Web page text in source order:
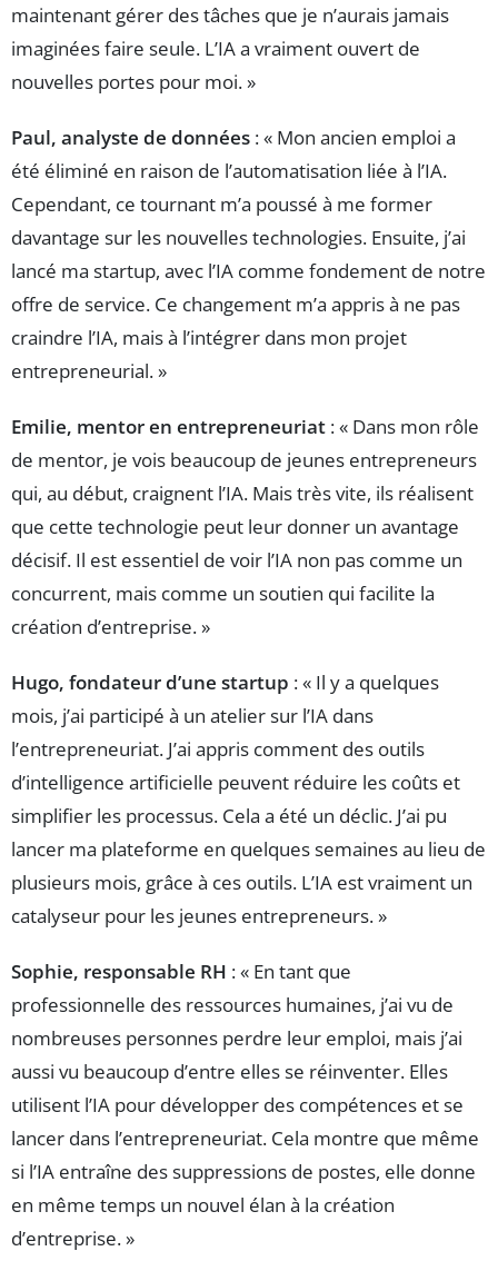
maintenant gérer des tâches que je n’aurais jamais
imaginées faire seule. L’IA a vraiment ouvert de
nouvelles portes pour moi. »
Paul, analyste de données : « Mon ancien emploi a
été éliminé en raison de l’automatisation liée à l’IA.
Cependant, ce tournant m’a poussé à me former
davantage sur les nouvelles technologies. Ensuite, j’ai
lancé ma startup, avec l’IA comme fondement de notre
offre de service. Ce changement m’a appris à ne pas
craindre l’IA, mais à l’intégrer dans mon projet
entrepreneurial. »
Emilie, mentor en entrepreneuriat : « Dans mon rôle
de mentor, je vois beaucoup de jeunes entrepreneurs
qui, au début, craignent l’IA. Mais très vite, ils réalisent
que cette technologie peut leur donner un avantage
décisif. Il est essentiel de voir l’IA non pas comme un
concurrent, mais comme un soutien qui facilite la
création d’entreprise. »
Hugo, fondateur d’une startup : « Il y a quelques
mois, j’ai participé à un atelier sur l’IA dans
l’entrepreneuriat. J’ai appris comment des outils
d’intelligence artificielle peuvent réduire les coûts et
simplifier les processus. Cela a été un déclic. J’ai pu
lancer ma plateforme en quelques semaines au lieu de
plusieurs mois, grâce à ces outils. L’IA est vraiment un
catalyseur pour les jeunes entrepreneurs. »
Sophie, responsable RH : « En tant que
professionnelle des ressources humaines, j’ai vu de
nombreuses personnes perdre leur emploi, mais j’ai
aussi vu beaucoup d’entre elles se réinventer. Elles
utilisent l’IA pour développer des compétences et se
lancer dans l’entrepreneuriat. Cela montre que même
si l’IA entraîne des suppressions de postes, elle donne
en même temps un nouvel élan à la création
d’entreprise. »